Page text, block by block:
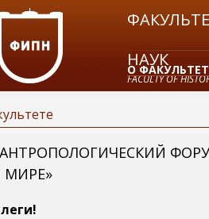
НАУК
FACULTY OF
О